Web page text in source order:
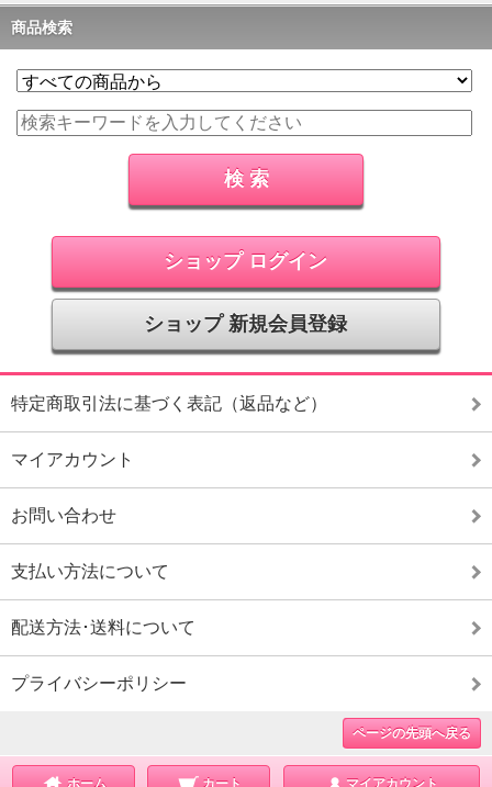
商品検索
ショップ ログイン
ショップ 新規会員登録
特定商取引法に基づく表記（返品など）
マイアカウント
お問い合わせ
支払い方法について
配送方法･送料について
プライバシーポリシー
ページの先頭へ戻る
ホーム カート マイアカウント